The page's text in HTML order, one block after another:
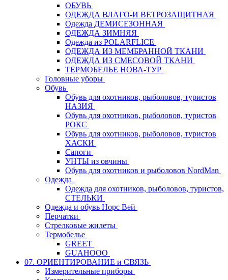
ОБУВЬ
ОДЕЖДА ВЛАГО-И ВЕТРОЗАЩИТНАЯ
Одежда ДЕМИСЕЗОННАЯ
ОДЕЖДА ЗИМНЯЯ
Одежда из POLARFLICE
ОДЕЖДА ИЗ МЕМБРАННОЙ ТКАНИ
ОДЕЖДА ИЗ СМЕСОВОЙ ТКАНИ
ТЕРМОБЕЛЬЕ НОВА-ТУР
Головные уборы
Обувь
Обувь для охотников, рыболовов, туристов
НАЗИЯ
Обувь для охотников, рыболовов, туристов
РОКС
Обувь для охотников, рыболовов, туристов
ХАСКИ
Сапоги
УНТЫ из овчины
Обувь для охотников и рыболовов NordMan
Одежда
Одежда для охотников, рыболовов, туристов,
СТЕЛЬКИ
Одежда и обувь Норс Вей
Перчатки
Стрелковые жилеты
Термобелье
GREET
GUAHOOO
07. ОРИЕНТИРОВАНИЕ и СВЯЗЬ
Измерительные приборы